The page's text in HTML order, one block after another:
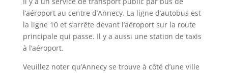
l’aéroport au centre d’Annecy. La ligne d’autobus est
la ligne 10 et s’arrête devant l’aéroport sur la route
principale qui passe. Il y a aussi une station de taxis
à l’aéroport.
Veuillez noter qu’Annecy se trouve à côté d’une ville